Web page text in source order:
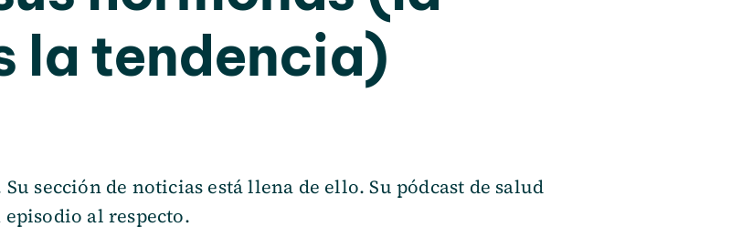
la tendencia)
sección de noticias está llena de ello. Su pódcast de salud
al respecto.